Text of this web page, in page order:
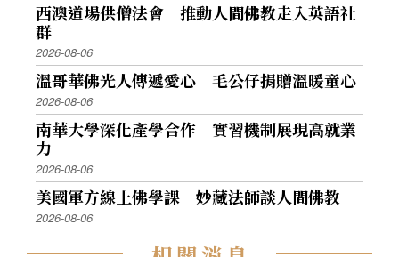
西澳道場供僧法會 推動人間佛教走入英語社
群
2026-08-06
溫哥華佛光人傳遞愛心 毛公仔捐贈溫暖童心
2026-08-06
南華大學深化產學合作 實習機制展現高就業
力
2026-08-06
美國軍方線上佛學課 妙藏法師談人間佛教
2026-08-06